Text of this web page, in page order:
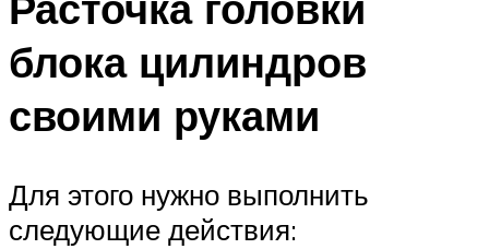
блока цилиндров
своими руками
Для этого нужно выполнить
следующие действия: